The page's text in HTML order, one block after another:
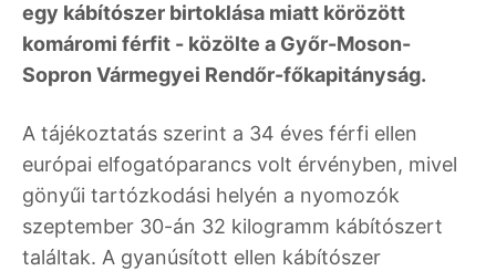
egy kábítószer birtoklása miatt körözött
komáromi férfit - közölte a Győr-Moson-
Sopron Vármegyei Rendőr-főkapitányság.
A tájékoztatás szerint a 34 éves férfi ellen
európai elfogatóparancs volt érvényben, mivel
gönyűi tartózkodási helyén a nyomozók
szeptember 30-án 32 kilogramm kábítószert
találtak. A gyanúsított ellen kábítószer